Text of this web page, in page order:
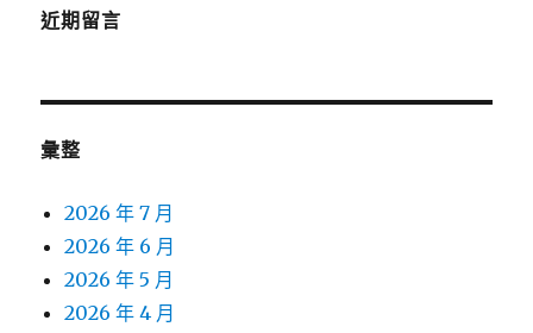
近期留言
彙整
2026 年 7 月
2026 年 6 月
2026 年 5 月
2026 年 4 月